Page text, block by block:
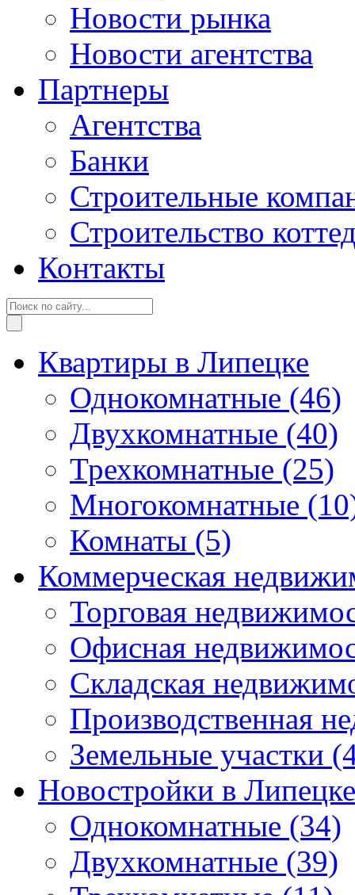
Новости рынка
Новости агентства
Партнеры
Агентства
Банки
Строительные
Строительство
Контакты
Квартиры в Липецке
Однокомнатные (46)
Двухкомнатные (40)
Трехкомнатные (25)
Многокомнатные
Комнаты (5)
Коммерческая
Торговая
Офисная
Складская
Производственная
Земельные участки
Новостройки в Липецке
Однокомнатные (34)
Двухкомнатные (39)